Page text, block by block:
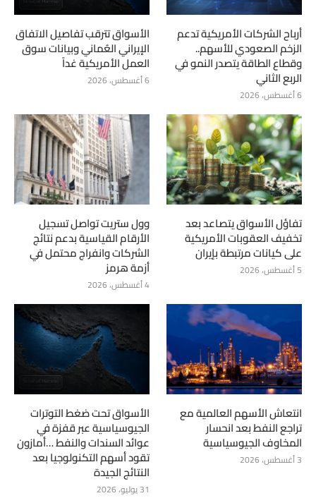
أرباح الشركات الأمريكية تدعم
الزخم الصعودي للأسهم..
وقطاع الطاقة يتصدر النمو في
الربع الثاني
6 أغسطس، 2026
الأسواق تترقب تفاصيل الاتفاق
الإيراني العُماني وبيانات سوق
العمل الأمريكية غداً
6 أغسطس، 2026
تفاؤل الأسواق يتصاعد بعد
تخفيف العقوبات الأمريكية
على كيانات مرتبطة بإيران
5 أغسطس، 2026
وول ستريت تواصل تسجيل
الأرقام القياسية بدعم نتائج
الشركات وانفراج محتمل في
أزمة هرمز
4 أغسطس، 2026
انتعاش الأسهم العالمية مع
تراجع النفط بعد انحسار
المخاوف الجيوسياسية
3 أغسطس، 2026
الأسواق تحت ضغط التوترات
الجيوسياسية عبر قفزة في
عوائد السندات والنفط …أمازون
تقود أسهم التكنولوجيا بعد
النتائج الجيدة
31 يوليو، 2026